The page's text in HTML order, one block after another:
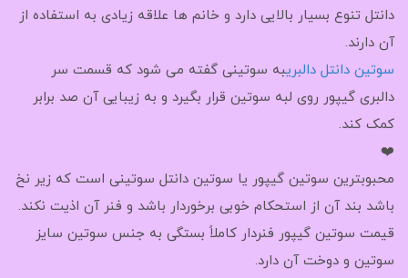
دانتل تنوع بسیار بالایی دارد و خانم ها علاقه زیادی به استفاده از
آن دارند.
سوتین دانتل دالبریبه سوتینی گفته می شود که قسمت سر
دالبری گیپور روی لبه سوتین قرار بگیرد و به زیبایی آن صد برابر
کمک کند.
❤️
محبوبترین سوتین گیپور یا سوتین دانتل سوتینی است که زیر نخ
باشد بند آن از استحکام خوبی برخوردار باشد و فنر آن اذیت نکند.
قیمت سوتین گیپور فنردار کاملاً بستگی به جنس سوتین سایز
سوتین و دوخت آن دارد.